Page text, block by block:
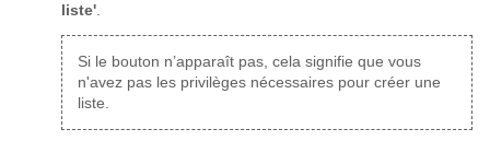
liste'
Si le bouton n’apparaît pas, cela signifie que vous
n'avez pas les privilèges nécessaires pour créer une
liste.